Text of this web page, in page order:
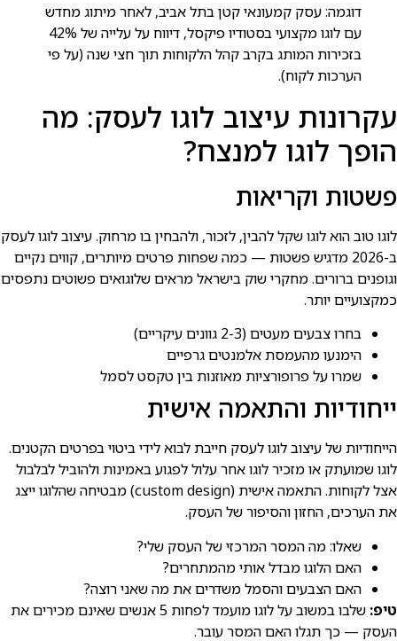
דוגמה: עסק קמעונאי קטן בתל אביב, לאחר מיתוג מחדש
עם לוגו מקצועי בסטודיו פיקסל, דיווח על עלייה של 42%
בזכירות המותג בקרב קהל הלקוחות תוך חצי שנה (על פי
הערכות לקוח).
עקרונות עיצוב לוגו לעסק: מה
הופך לוגו למנצח?
פשטות וקריאות
לוגו טוב הוא לוגו שקל להבין, לזכור, ולהבחין בו מרחוק. עיצוב לוגו לעסק
ב-2026 מדגיש פשטות — כמה שפחות פרטים מיותרים, קווים נקיים
וגופנים ברורים. מחקרי שוק בישראל מראים שלוגואים פשוטים נתפסים
כמקצועיים יותר.
בחרו צבעים מעטים (2-3 גוונים עיקריים)
הימנעו מהעמסת אלמנטים גרפיים
שמרו על פרופורציות מאוזנות בין טקסט לסמל
ייחודיות והתאמה אישית
הייחודיות של עיצוב לוגו לעסק חייבת לבוא לידי ביטוי בפרטים הקטנים.
לוגו שמועתק או מזכיר לוגו אחר עלול לפגוע באמינות ולהוביל לבלבול
אצל לקוחות. התאמה אישית (custom design) מבטיחה שהלוגו ייצג
את הערכים, החזון והסיפור של העסק.
שאלו: מה המסר המרכזי של העסק שלי?
האם הלוגו מבדל אותי מהמתחרים?
האם הצבעים והסמל משדרים את מה שאני רוצה?
טיפ:
שלבו במשוב על לוגו מועמד לפחות 5 אנשים שאינם מכירים את
העסק — כך תגלו האם המסר עובר.